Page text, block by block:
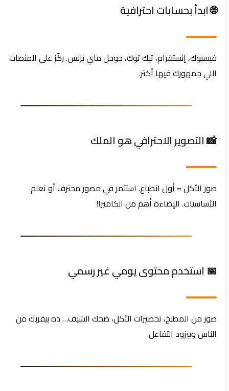
🌐 ابدأ بحسابات احترافية
فيسبوك، إنستقرام، تيك توك، جوجل ماي بزنس. ركّز على المنصات
اللي جمهورك فيها أكتر.
📸 التصوير الاحترافي هو الملك
صور الأكل = أول انطباع. استثمر في مصور محترف أو تعلم
الأساسيات. الإضاءة أهم من الكاميرا!
📅 استخدم محتوى يومي غير رسمي
صور من المطبخ، تحضيرات الأكل، ضحك الشيف… ده بيقربك من
الناس وبيزود التفاعل.